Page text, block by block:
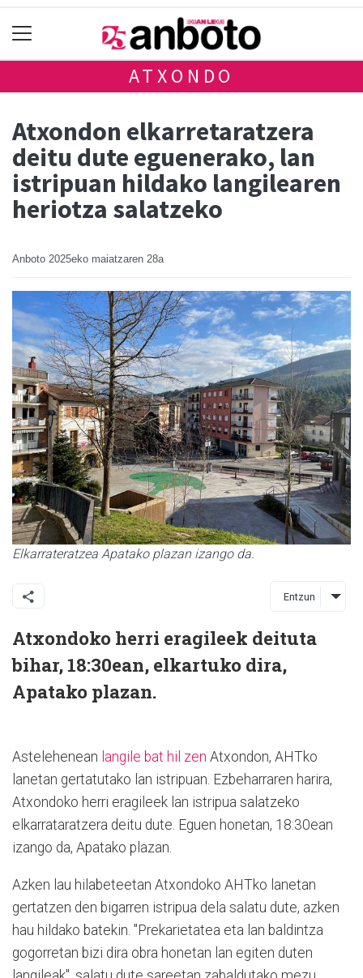
ATXONDO
Atxondon elkarretaratzera
deitu dute eguenerako, lan
istripuan hildako langilearen
heriotza salatzeko
Anboto 2025eko maiatzaren 28a
Elkarrateratzea Apatako plazan izango da.
Entzun
Atxondoko herri eragileek deituta
bihar, 18:30ean, elkartuko dira,
Apatako plazan.
Astelehenean langile bat hil zen Atxondon, AHTko
lanetan gertatutako lan istripuan. Ezbeharraren harira,
Atxondoko herri eragileek lan istripua salatzeko
elkarrataratzera deitu dute. Eguen honetan, 18:30ean
izango da, Apatako plazan.
Azken lau hilabeteetan Atxondoko AHTko lanetan
gertatzen den bigarren istripua dela salatu dute, azken
hau hildako batekin. "Prekarietatea eta lan baldintza
gogorretan bizi dira obra honetan lan egiten duten